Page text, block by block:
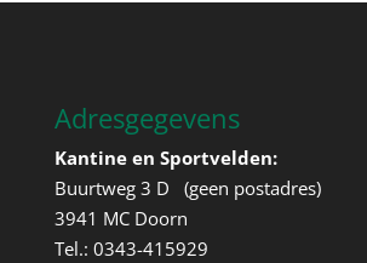
Adresgegevens
Kantine en Sportvelden:
Buurtweg 3 D (geen postadres)
3941 MC Doorn
Tel.: 0343-415929